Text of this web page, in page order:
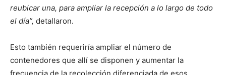
reubicar una, para ampliar la recepción a lo largo de todo
el día”, detallaron.
Esto también requeriría ampliar el número de
contenedores que allí se disponen y aumentar la